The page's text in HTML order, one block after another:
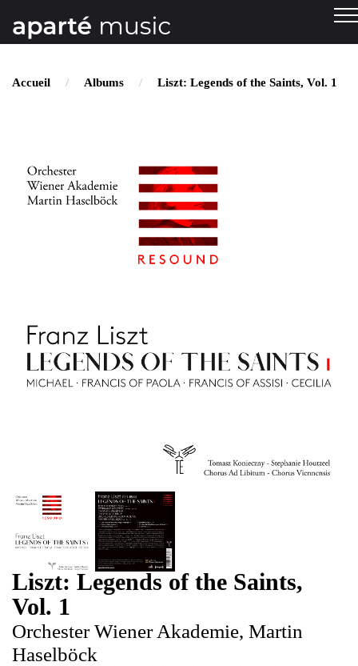
Accueil Albums Liszt: Legends of the Saints, Vol. 1
Liszt: Legends of the Saints,
Vol. 1
Orchester Wiener Akademie, Martin
Haselböck